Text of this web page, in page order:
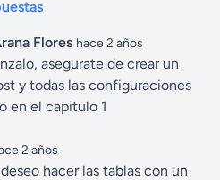
Flores hace 2 años
asegurate de crear un
y todas las configuraciones
en el capitulo 1
2 años
hacer las tablas con un